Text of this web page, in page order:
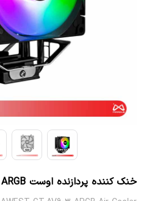
خنک کننده پردازنده اوست GT-AV903 ARGB